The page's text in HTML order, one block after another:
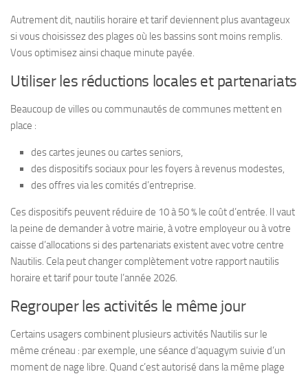
Autrement dit, nautilis horaire et tarif deviennent plus avantageux
si vous choisissez des plages où les bassins sont moins remplis.
Vous optimisez ainsi chaque minute payée.
Utiliser les réductions locales et partenariats
Beaucoup de villes ou communautés de communes mettent en
place :
des cartes jeunes ou cartes seniors,
des dispositifs sociaux pour les foyers à revenus modestes,
des offres via les comités d’entreprise.
Ces dispositifs peuvent réduire de 10 à 50 % le coût d’entrée. Il vaut
la peine de demander à votre mairie, à votre employeur ou à votre
caisse d’allocations si des partenariats existent avec votre centre
Nautilis. Cela peut changer complètement votre rapport nautilis
horaire et tarif pour toute l’année 2026.
Regrouper les activités le même jour
Certains usagers combinent plusieurs activités Nautilis sur le
même créneau : par exemple, une séance d’aquagym suivie d’un
moment de nage libre. Quand c’est autorisé dans la même plage